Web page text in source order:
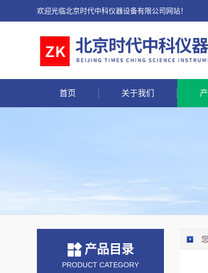
欢迎光临北京时代中科仪器设备有限公司网站！
首页 关于我们
产品目录
PRODUCT CATEGORY